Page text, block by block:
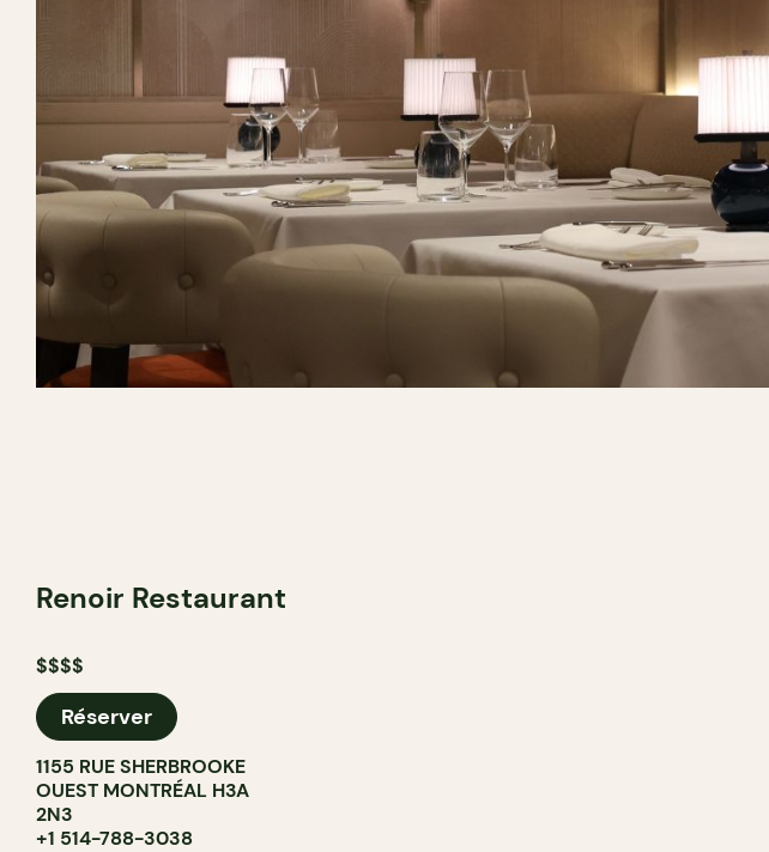
Renoir Restaurant
$$$$
Réserver
1155 RUE SHERBROOKE
OUEST MONTRÉAL H3A
2N3
+1 514-788-3038